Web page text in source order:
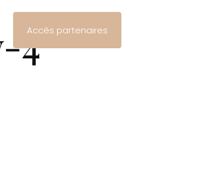
Accès partenaires
4